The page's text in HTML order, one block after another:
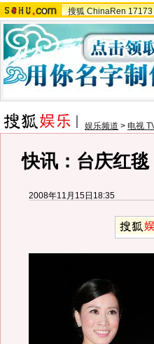
搜狐 ChinaRen 17173
娱乐频道 > 电视
快讯：台庆红
2008年11月15日18:35